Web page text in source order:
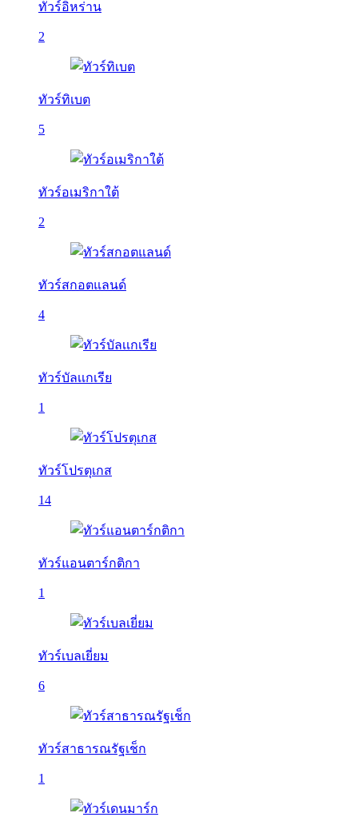
ทัวร์อิหร่าน
2
ทัวร์ทิเบต
5
ทัวร์อเมริกาใต้
2
ทัวร์สกอตแลนด์
4
ทัวร์บัลเเกเรีย
1
ทัวร์โปรตุเกส
14
ทัวร์แอนตาร์กติกา
1
ทัวร์เบลเยี่ยม
6
ทัวร์สาธารณรัฐเช็ก
1